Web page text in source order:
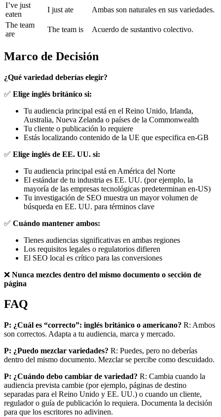
I’ve just
eaten
I just ate
Ambas son naturales en sus variedades.
The team
are
The team is Acuerdo de sustantivo colectivo.
Marco de Decisión
¿Qué variedad deberías elegir?
✅ Elige inglés británico si:
Tu audiencia principal está en el Reino Unido, Irlanda,
Australia, Nueva Zelanda o países de la Commonwealth
Tu cliente o publicación lo requiere
Estás localizando contenido de la UE que especifica en-GB
✅ Elige inglés de EE. UU. si:
Tu audiencia principal está en América del Norte
El estándar de tu industria es EE. UU. (por ejemplo, la
mayoría de las empresas tecnológicas predeterminan en-US)
Tu investigación de SEO muestra un mayor volumen de
búsqueda en EE. UU. para términos clave
✅ Cuándo mantener ambos:
Tienes audiencias significativas en ambas regiones
Los requisitos legales o regulatorios difieren
El SEO local es crítico para las conversiones
❌ Nunca mezcles dentro del mismo documento o sección de
página
FAQ
P: ¿Cuál es “correcto”: inglés británico o americano? R: Ambos
son correctos. Adapta a tu audiencia, marca y mercado.
P: ¿Puedo mezclar variedades? R: Puedes, pero no deberías
dentro del mismo documento. Mezclar se percibe como descuidado.
P: ¿Cuándo debo cambiar de variedad? R: Cambia cuando la
audiencia prevista cambie (por ejemplo, páginas de destino
separadas para el Reino Unido y EE. UU.) o cuando un cliente,
regulador o guía de publicación lo requiera. Documenta la decisión
para que los escritores no adivinen.